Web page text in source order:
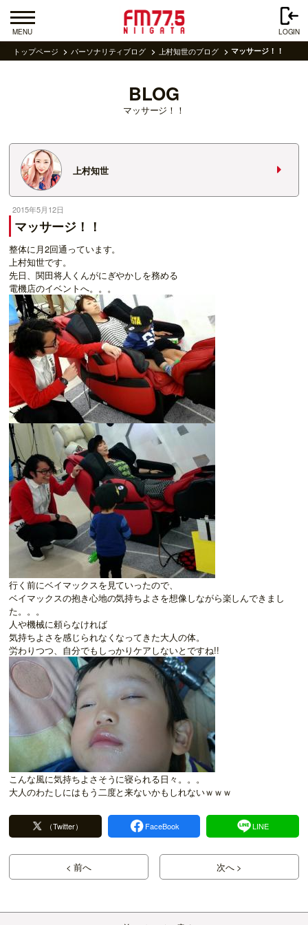
MENU LOGIN
トップページ パーソナリティブログ 上村知世のブログ マッサージ！！
BLOG
マッサージ！！
上村知世
2015年5月12日
マッサージ！！
整体に月2回通っています。
上村知世です。
先日、関田将人くんがにぎやかしを務める
電機店のイベントへ。。。
行く前にベイマックスを見ていったので、
ベイマックスの抱き心地の気持ちよさを想像しながら楽しんできまし
た。。。
人や機械に頼らなければ
気持ちよさを感じられなくなってきた大人の体。
労わりつつ、自分でもしっかりケアしないとですね!!
こんな風に気持ちよさそうに寝られる日々。。。
大人のわたしにはもう二度と来ないかもしれないｗｗｗ
（Twitter） FaceBook LINE
< 前へ 次へ >